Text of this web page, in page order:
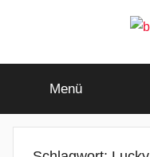
beat
goes
Menü